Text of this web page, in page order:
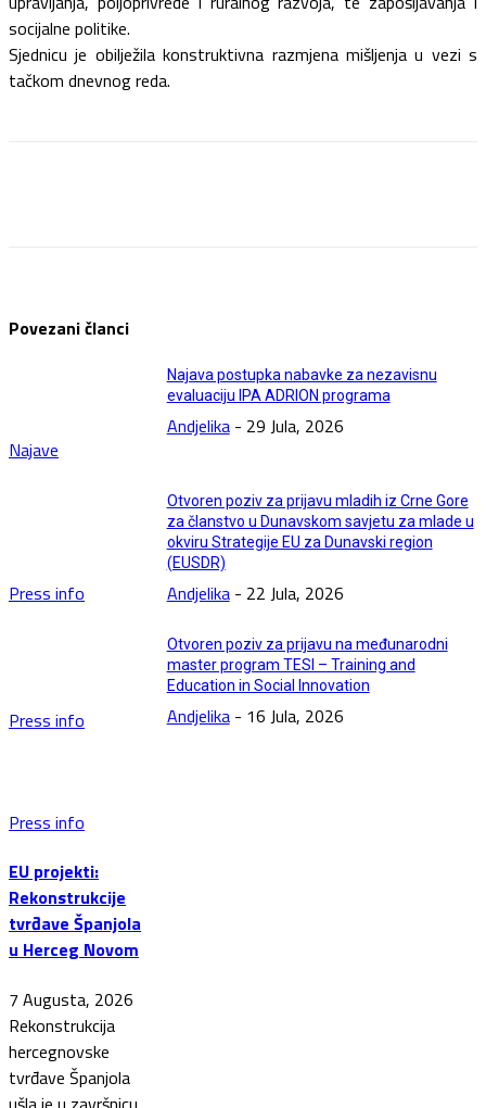
socijalne politike.
Sjednicu je obilježila konstruktivna razmjena mišljenja u vezi s
tačkom dnevnog reda.
Povezani članci
Najave
Najava postupka nabavke za nezavisnu
evaluaciju IPA ADRION programa
Andjelika - 29 Jula, 2026
Press info
Otvoren poziv za prijavu mladih iz Crne Gore
za članstvo u Dunavskom savjetu za mlade u
okviru Strategije EU za Dunavski region
(EUSDR)
Andjelika - 22 Jula, 2026
Press info
Otvoren poziv za prijavu na međunarodni
master program TESI – Training and
Education in Social Innovation
Andjelika - 16 Jula, 2026
Press info
EU projekti:
Rekonstrukcije
tvrđave Španjola
u Herceg Novom
7 Augusta, 2026
Rekonstrukcija
hercegnovske
tvrđave Španjola